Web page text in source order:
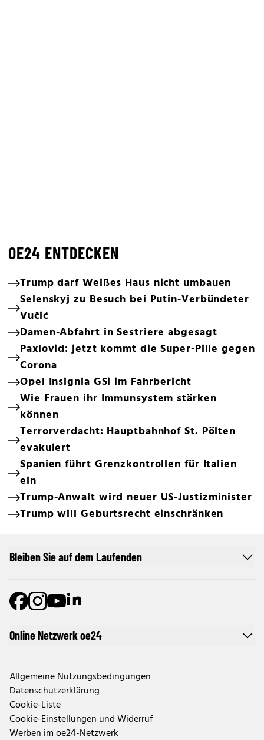
OE24 ENTDECKEN
Trump darf Weißes Haus nicht umbauen
Selenskyj zu Besuch bei Putin-Verbündeter
Vučić
Damen-Abfahrt in Sestriere abgesagt
Paxlovid: jetzt kommt die Super-Pille gegen
Corona
Opel Insignia GSi im Fahrbericht
Wie Frauen ihr Immunsystem stärken
können
Terrorverdacht: Hauptbahnhof St. Pölten
evakuiert
Spanien führt Grenzkontrollen für Italien
ein
Trump-Anwalt wird neuer US-Justizminister
Trump will Geburtsrecht einschränken
Online Netzwerk oe24
Allgemeine Nutzungsbedingungen
Datenschutzerklärung
Cookie-Liste
Cookie-Einstellungen und Widerruf
Werben im oe24-Netzwerk
Bleiben Sie auf dem Laufenden